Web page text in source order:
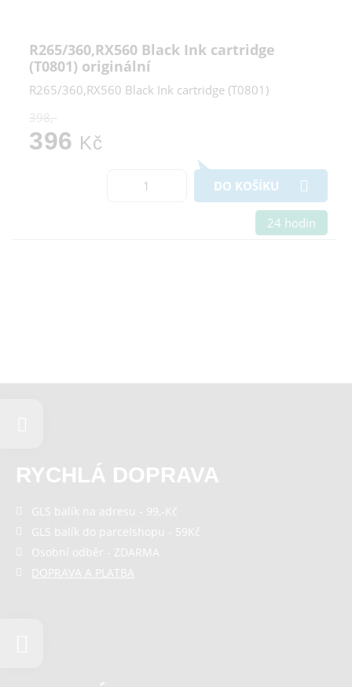
R265/360,RX560 Black Ink cartridge
(T0801) originální
R265/360,RX560 Black Ink cartridge (T0801)
398,-
396 Kč
DO KOŠÍKU
24 hodin
RYCHLÁ DOPRAVA
GLS balík na adresu - 99,-Kč
GLS balík do parcelshopu - 59Kč
Osobní odběr - ZDARMA
DOPRAVA A PLATBA